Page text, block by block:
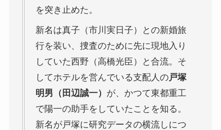
を突き止めた。
新名は真子（市川実日子）との新婚旅
行を装い、捜査のために先に現地入り
していた西野（高橋光臣）と合流。そ
してホテルを営んでいる支配人の戸塚
明男（田辺誠一） が、かつて東都重工
で陽一の助手をしていたことを知る。
新名が戸塚に研究データの横流しにつ